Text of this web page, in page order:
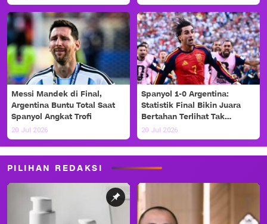
Messi Mandek di Final,
Argentina Buntu Total Saat
Spanyol Angkat Trofi
20 Jul 2026
Spanyol 1-0 Argentina:
Statistik Final Bikin Juara
Bertahan Terlihat Tak
Berdaya
20 Jul 2026
PILIHAN REDAKSI